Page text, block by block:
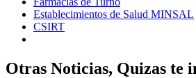
Establecimientos de Salud MINSAL
CSIRT
Otras Noticias, Quizas te